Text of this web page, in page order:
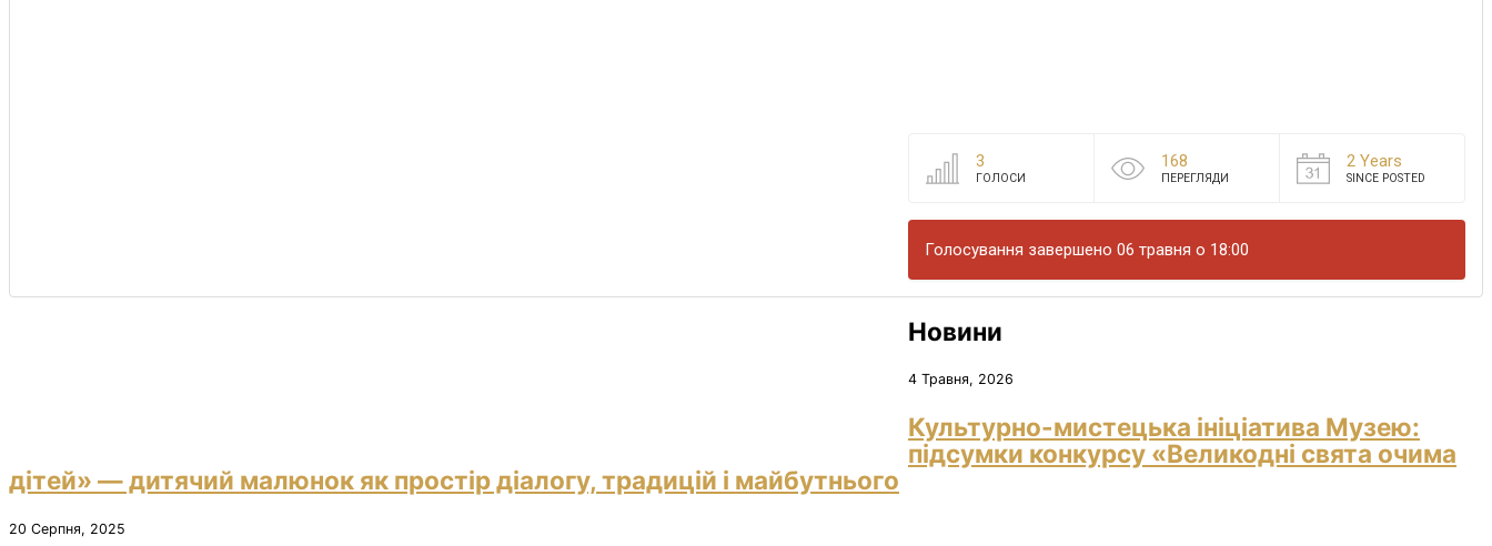
3
ГОЛОСИ
168
ПЕРЕГЛЯДИ
2 Years
SINCE POSTED
Голосування завершено 06 травня о 18:00
Новини
4 Травня, 2026
Культурно-мистецька ініціатива Музею:
підсумки конкурсу «Великодні свята очима
дітей» — дитячий малюнок як простір діалогу, традицій і майбутнього
20 Серпня, 2025